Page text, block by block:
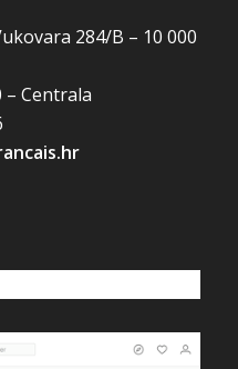
284/B – 10 000
– Centrala